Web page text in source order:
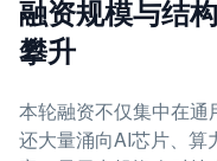
融资规模与结
攀升
本轮融资不仅集中在通
还大量涌向AI芯片、算